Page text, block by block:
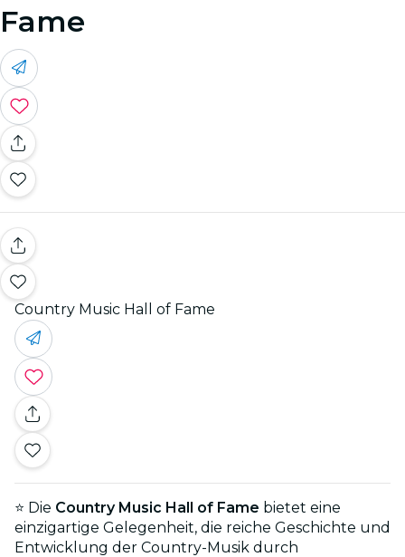
Fame
Country Music Hall of Fame
⭐ Die Country Music Hall of Fame bietet eine
einzigartige Gelegenheit, die reiche Geschichte und
Entwicklung der Country-Musik durch